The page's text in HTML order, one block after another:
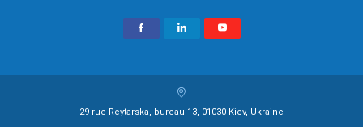
29 rue Reytarska, bureau 13, 01030 Kiev, Ukraine